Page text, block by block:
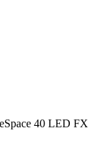
40 LED FX